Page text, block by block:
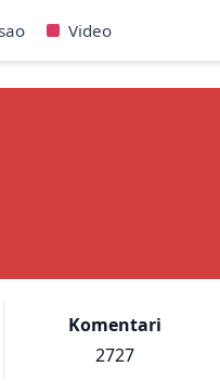
Video
Komentari
2727